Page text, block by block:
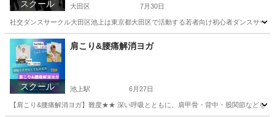
スクール 大田区 7月30日
社交ダンスサークル大田区池上は東京都大田区で活動する若者向け初心者ダンスサー
東京 大田区 社交ダンス サークル
スクール
肩こり&腰痛解消ヨガ
池上駅 6月27日
【肩こり&腰痛解消ヨガ】難度★★ 深い呼吸とともに、肩甲骨・背中・股関節などを